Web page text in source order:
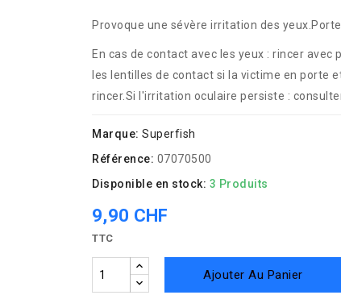
Provoque une sévère irritation des
En cas de contact avec les yeux : rincer
les lentilles de contact si la victime en porte
rincer.Si l'irritation oculaire persiste :
Marque: Superfish
Référence: 07070500
Disponible en stock: 3 Produits
9,90 CHF
TTC
Ajouter Au Panier